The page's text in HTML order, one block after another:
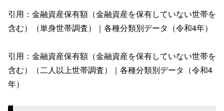
引用：金融資産保有額（金融資産を保有していない世帯を
含む）（単身世帯調査）｜各種分類別データ（令和4年）
引用：金融資産保有額（金融資産を保有していない世帯を
含む）（二人以上世帯調査）｜各種分類別データ（令和4
年）